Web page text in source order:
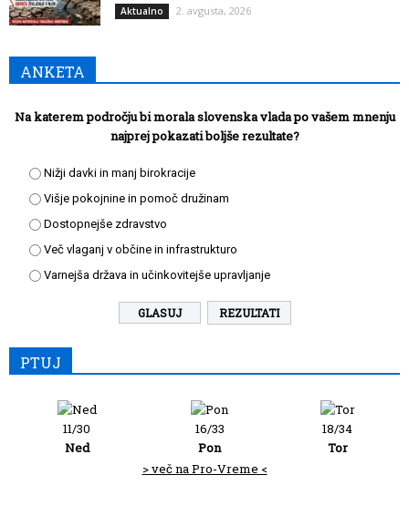
Aktualno 2. avgusta, 2026
ANKETA
Na katerem področju bi morala slovenska vlada po vašem mnenju
najprej pokazati boljše rezultate?
Nižji davki in manj birokracije
Višje pokojnine in pomoč družinam
Dostopnejše zdravstvo
Več vlaganj v občine in infrastrukturo
Varnejša država in učinkovitejše upravljanje
REZULTATI
PTUJ
11/30
Ned
16/33
Pon
18/34
Tor
> več na Pro-Vreme <